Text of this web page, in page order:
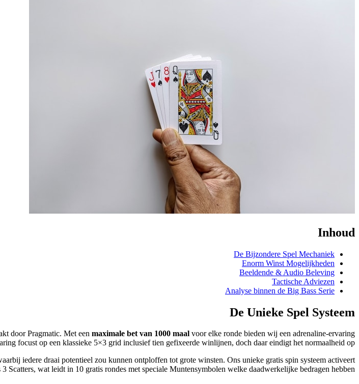
Inhoud
De Bijzondere Spel Mechaniek
Enorm Winst Mogelijkheden
Beeldende & Audio Beleving
Tactische Adviezen
Analyse binnen de Big Bass Serie
De Unieke Spel Systeem
door Pragmatic. Met een maximale bet van 1000 maal voor elke ronde bieden wij een adrenaline-ervaring
focust op een klassieke 5×3 grid inclusief tien gefixeerde winlijnen, doch daar eindigt het normaalheid op.
iedere draai potentieel zou kunnen ontploffen tot grote winsten. Ons unieke gratis spin systeem activeert
Scatters, wat leidt in 10 gratis rondes met speciale Muntensymbolen welke daadwerkelijke bedragen hebben.